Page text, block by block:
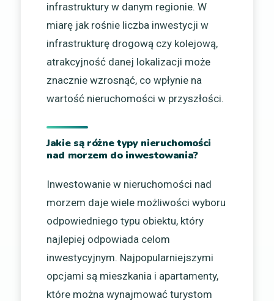
infrastruktury w danym regionie. W
miarę jak rośnie liczba inwestycji w
infrastrukturę drogową czy kolejową,
atrakcyjność danej lokalizacji może
znacznie wzrosnąć, co wpłynie na
wartość nieruchomości w przyszłości.
Jakie są różne typy nieruchomości
nad morzem do inwestowania?
Inwestowanie w nieruchomości nad
morzem daje wiele możliwości wyboru
odpowiedniego typu obiektu, który
najlepiej odpowiada celom
inwestycyjnym. Najpopularniejszymi
opcjami są mieszkania i apartamenty,
które można wynajmować turystom